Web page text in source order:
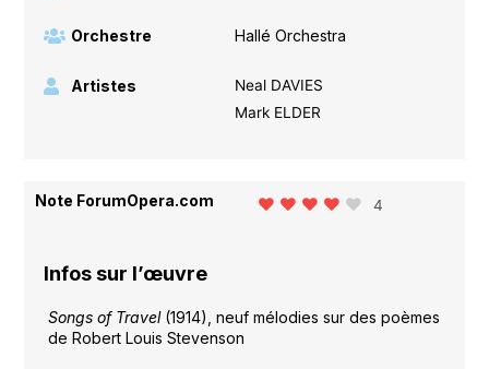
Orchestre Hallé Orchestra
Artistes
Neal DAVIES
Mark ELDER
Note ForumOpera.com 4
Infos sur l’œuvre
Songs of Travel(1914), neuf mélodies sur des poèmes
de Robert Louis Stevenson